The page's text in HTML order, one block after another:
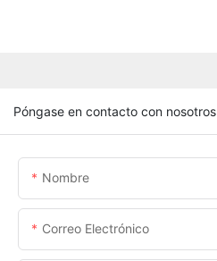
Póngase en contacto con nosotros
Nombre
Correo Electrónico